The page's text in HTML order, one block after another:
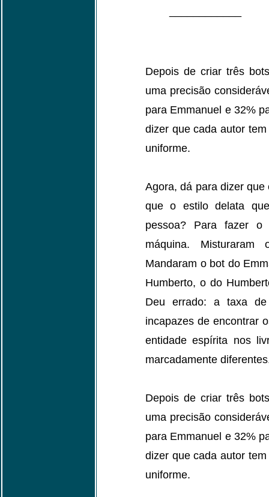
Depois de criar três
uma precisão
para Emmanuel e 32%
dizer que cada autor
uniforme.
Agora, dá para dizer
que o estilo delata
pessoa? Para fazer o
máquina.
Mandaram o bot do
Humberto, o do
Deu errado: a taxa
incapazes de encontrar
entidade espírita nos
marcadamente
Depois de criar três
uma precisão
para Emmanuel e 32%
dizer que cada autor
uniforme.